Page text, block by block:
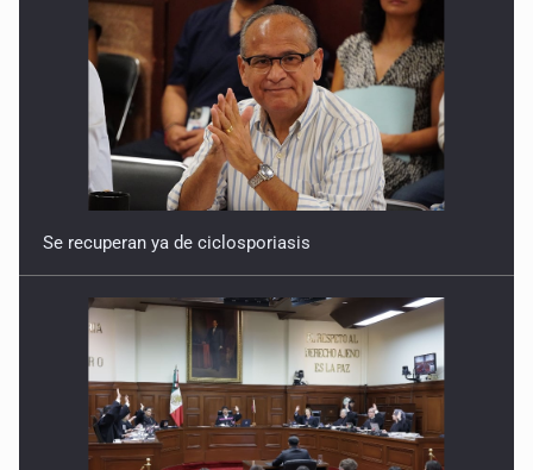
Se recuperan ya de ciclosporiasis